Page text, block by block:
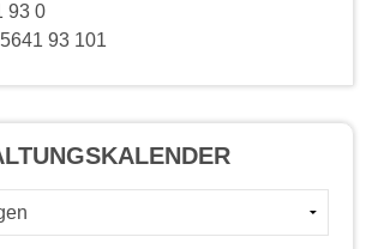
93 0
93 101